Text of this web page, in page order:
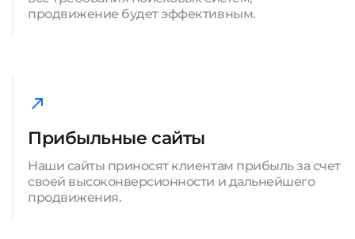
продвижение будет эффективным.
Прибыльные сайты
Наши сайты приносят клиентам прибыль за счет
своей высоконверсионности и дальнейшего
продвижения.